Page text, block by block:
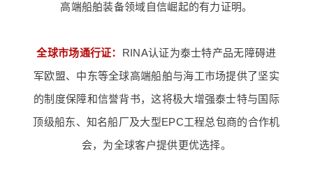
高端船舶装备领域自信崛起的有力证明。
全球市场通行证： RINA认证为泰士特产品无障碍进
军欧盟、中东等全球高端船舶与海工市场提供了坚实
的制度保障和信誉背书，这将极大增强泰士特与国际
顶级船东、知名船厂及大型EPC工程总包商的合作机
会，为全球客户提供更优选择。